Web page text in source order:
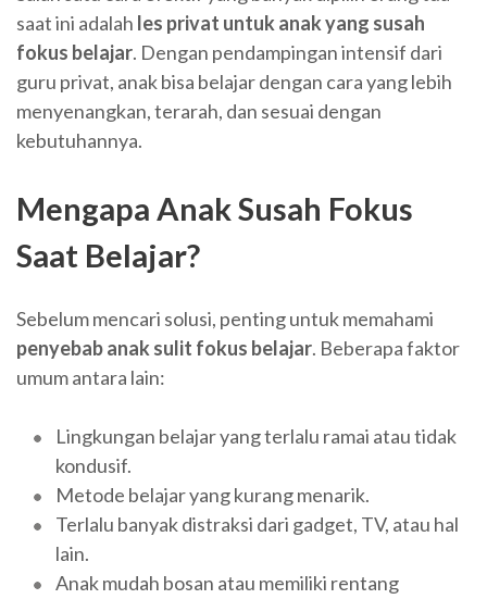
saat ini adalah les privat untuk anak yang susah
fokus belajar. Dengan pendampingan intensif dari
guru privat, anak bisa belajar dengan cara yang lebih
menyenangkan, terarah, dan sesuai dengan
kebutuhannya.
Mengapa Anak Susah Fokus
Saat Belajar?
Sebelum mencari solusi, penting untuk memahami
penyebab anak sulit fokus belajar. Beberapa faktor
umum antara lain:
Lingkungan belajar yang terlalu ramai atau tidak
kondusif.
Metode belajar yang kurang menarik.
Terlalu banyak distraksi dari gadget, TV, atau hal
lain.
Anak mudah bosan atau memiliki rentang